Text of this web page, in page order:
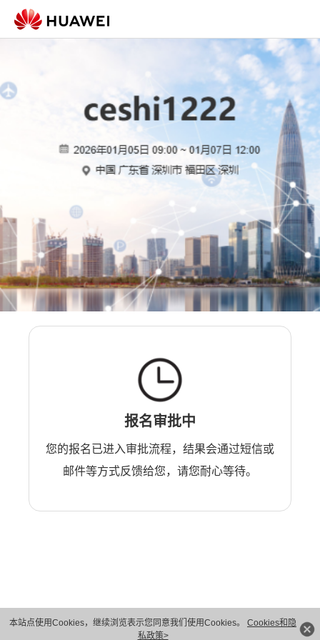
本站点使用Cookies，继续浏览表示您同意我们使用Cookies。 Cookies和隐
私政策>
报名审批中
您的报名已进入审批流程，结果会通过短信或
邮件等方式反馈给您，请您耐心等待。
版权所有 © 华为技术有限公司 1998-2026。 保留一切权利。粤A2-20044005号